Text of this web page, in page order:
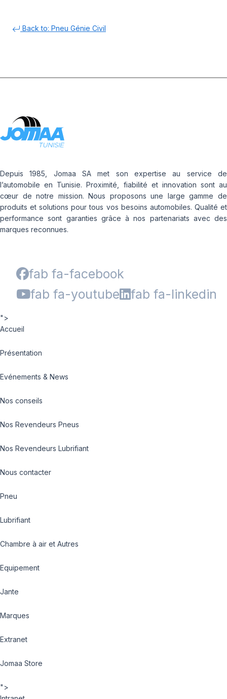
Back to: Pneu Génie Civil
Depuis 1985, Jomaa SA met son expertise au service de
l’automobile en Tunisie. Proximité, fiabilité et innovation sont au
cœur de notre mission. Nous proposons une large gamme de
produits et solutions pour tous vos besoins automobiles. Qualité et
performance sont garanties grâce à nos partenariats avec des
marques reconnues.
fab fa-facebook
fab fa-youtube
fab fa-linkedin
">
Accueil
Présentation
Evénements & News
Nos conseils
Nos Revendeurs Pneus
Nos Revendeurs Lubrifiant
Nous contacter
Pneu
Lubrifiant
Chambre à air et Autres
Equipement
Jante
Marques
Extranet
Jomaa Store
">